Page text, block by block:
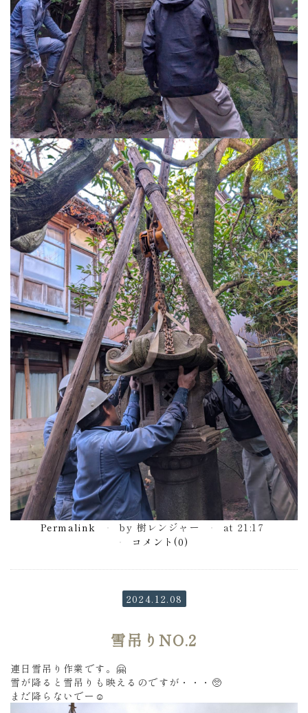
Permalink by 樹レンジャー
at 21:17
コメント(0)
2024.12.08
雪吊りNO.2
連日雪吊り作業です。🤗
雪が降ると雪吊りも映えるのですが・・・🥺
まだ降らないでー☺️